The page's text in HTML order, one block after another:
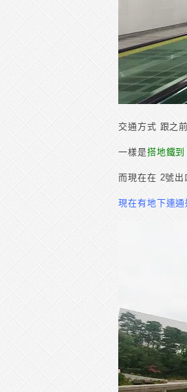
交通方式 跟之
一樣是搭地鐵
而現在在 2號出
現在有地下連